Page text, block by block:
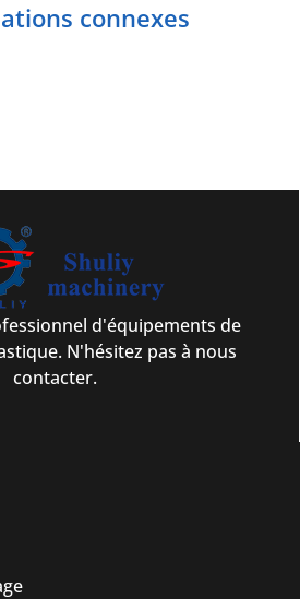
connexes
d'équipements de
N'hésitez pas à nous
contacter.